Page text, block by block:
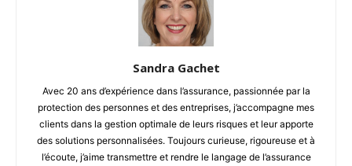
Sandra Gachet
Avec 20 ans d’expérience dans l’assurance, passionnée par la
protection des personnes et des entreprises, j’accompagne mes
clients dans la gestion optimale de leurs risques et leur apporte
des solutions personnalisées. Toujours curieuse, rigoureuse et à
l’écoute, j’aime transmettre et rendre le langage de l’assurance